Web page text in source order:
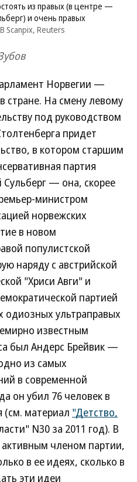
из правых (в центре —
и очень правых
Scanpix, Reuters
Норвегии —
стране. На смену левому
под руководством
придет
в котором старшим
партия
Сульберг — она, скорее
министром
норвежских
в новом
популистской
наряду с австрийской
"Хриси Авги" и
партией
ультраправых
известным
был Андерс Брейвик —
из самых
в современной
он убил 76 человек в
(см. материал "Детство,
N30 за 2011 год). В
членом партии,
в ее идеях, сколько в
эти идеи